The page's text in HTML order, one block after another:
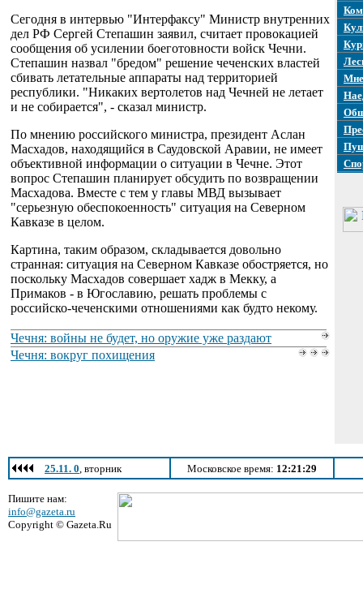
Сегодня в интервью "Интерфаксу" Министр внутренних
дел РФ Сергей Степашин заявил, считает провокацией
сообщения об усилении боеготовности войск Чечни.
Степашин назвал "бредом" решение чеченских властей
сбивать летательные аппараты над территорией
республики. "Никаких вертолетов над Чечней не летает
и не собирается", - сказал министр.
По мнению российского министра, президент Аслан
Масхадов, находящийся в Саудовской Аравии, не имеет
объективной информации о ситуации в Чечне. Этот
вопрос Степашин планирует обсудить по возвращении
Масхадова. Вместе с тем у главы МВД вызывает
"серьезную обеспокоенность" ситуация на Северном
Кавказе в целом.
Картина, таким образом, складывается довольно
странная: ситуация на Северном Кавказе обостряется, но
поскольку Масхадов совершает хадж в Мекку, а
Примаков - в Югославию, решать проблемы с
российско-чеченскими отношениями как будто некому.
Чечня: войны не будет, но оружие уже раздают
Чечня: вокруг похищения
25.11. 0, вторник Московское время: 12:21:29
Пишите нам:
info@gazeta.ru
Copyright © Gazeta.Ru